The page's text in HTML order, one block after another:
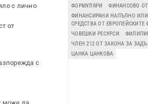
с лично
от
с
ФОРМУЛЯРИ
ФИНАНСОВО
ФИНАНСИРАНИ НАПЪЛНО
СРЕДСТВА ОТ ЕВРОПЕЙСКИТЕ
ЧОВЕШКИ РЕСУРСИ
ЧЛЕН 212 ОТ ЗАКОНА ЗА
ЦАНКА ЦАНКОВА